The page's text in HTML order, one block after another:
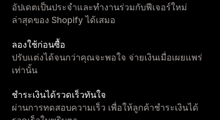
อัปเดตเป็นประจำและทำงานร่วมกับฟีเจอร์ใหม่
ล่าสุดของ Shopify ได้เสมอ
ลองใช้ก่อนซื้อ
ปรับแต่งได้จนกว่าคุณจะพอใจ จ่ายเงินเมื่อเผยแพร่
เท่านั้น
ชำระเงินได้รวดเร็วทันใจ
ผ่านการทดสอบความเร็ว เพื่อให้ลูกค้าชำระเงินได้